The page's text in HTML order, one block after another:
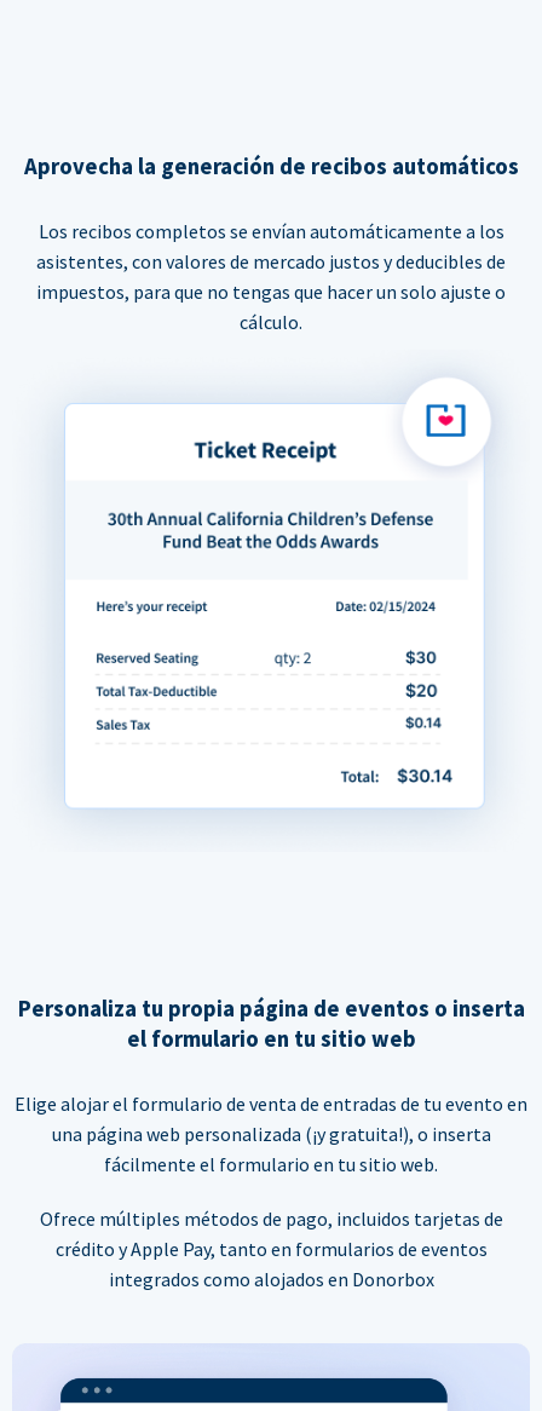
Aprovecha la generación de recibos automáticos
Los recibos completos se envían automáticamente a los
asistentes, con valores de mercado justos y deducibles de
impuestos, para que no tengas que hacer un solo ajuste o
cálculo.
Personaliza tu propia página de eventos o inserta
el formulario en tu sitio web
Elige alojar el formulario de venta de entradas de tu evento en
una página web personalizada (¡y gratuita!), o inserta
fácilmente el formulario en tu sitio web.
Ofrece múltiples métodos de pago, incluidos tarjetas de
crédito y Apple Pay, tanto en formularios de eventos
integrados como alojados en Donorbox